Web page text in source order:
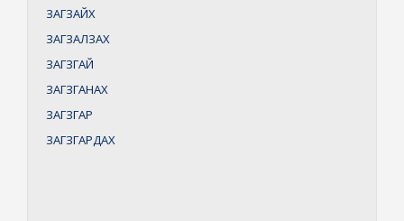
ЗАГЗАЙХ
ЗАГЗАЛЗАХ
ЗАГЗГАЙ
ЗАГЗГАНАХ
ЗАГЗГАР
ЗАГЗГАРДАХ